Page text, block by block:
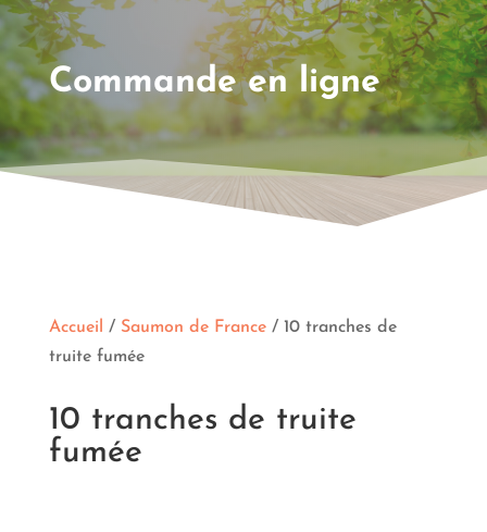
Commande en ligne
Accueil / Saumon de France/ 10 tranches de
truite fumée
10 tranches de truite
fumée